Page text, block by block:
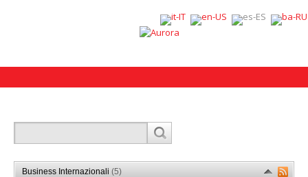
Business Internazionali (5)